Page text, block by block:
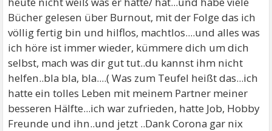
Bücher gelesen über Burnout, mit der Folge das ich
völlig fertig bin und hilflos, machtlos....und alles was
ich höre ist immer wieder, kümmere dich um dich
selbst, mach was dir gut tut..du kannst ihm nicht
helfen..bla bla, bla....( Was zum Teufel heißt das...ich
hatte ein tolles Leben mit meinem Partner meiner
besseren Hälfte...ich war zufrieden, hatte Job, Hobby
Freunde und ihn..und jetzt ..Dank Corona gar nix